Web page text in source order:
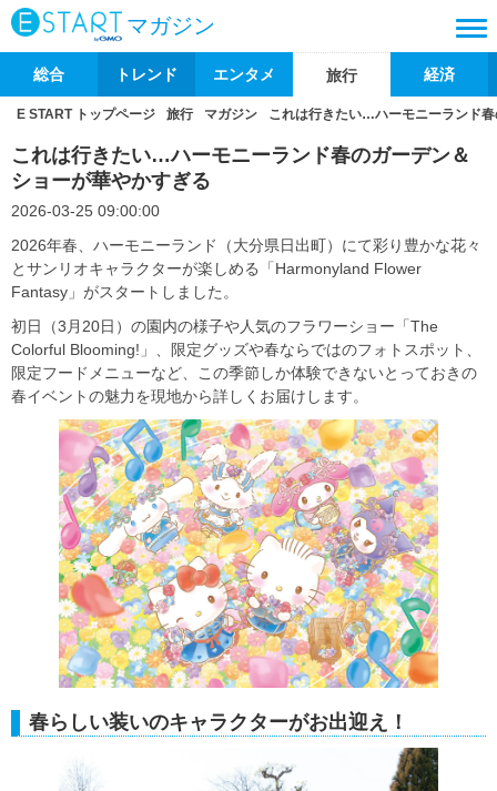
マガジン
総合 トレンド エンタメ 旅行 経済
E START トップページ 旅行 マガジン これは行きたい…ハーモニーランド
これは行きたい…ハーモニーランド春のガーデン＆
ショーが華やかすぎる
2026-03-25 09:00:00
2026年春、ハーモニーランド（大分県日出町）にて彩り豊かな花々
とサンリオキャラクターが楽しめる「Harmonyland Flower
Fantasy」がスタートしました。
初日（3月20日）の園内の様子や人気のフラワーショー「The
Colorful Blooming!」、限定グッズや春ならではのフォトスポット、
限定フードメニューなど、この季節しか体験できないとっておきの
春イベントの魅力を現地から詳しくお届けします。
春らしい装いのキャラクターがお出迎え！